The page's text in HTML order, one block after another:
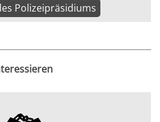
Polizeipräsidiums